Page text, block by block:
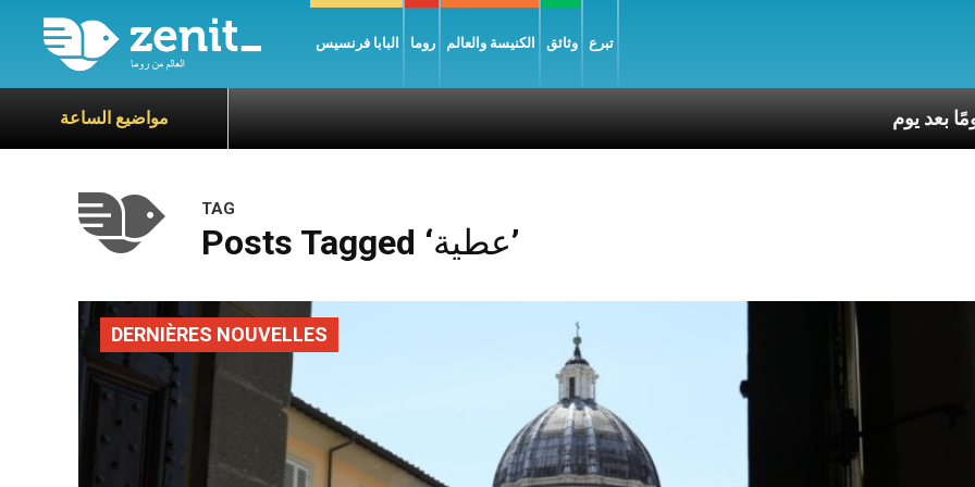
البابا فرنسيس روما الكنيسة والعالم وثائق تبرع
مواضيع الساعة
TAG
Posts Tagged ‘عطية’
DERNIÈRES NOUVELLES